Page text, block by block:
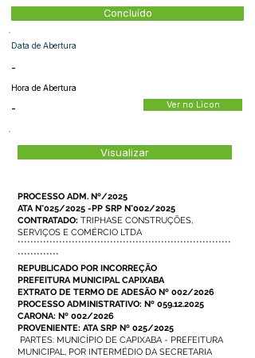
Concluído
Data de Abertura
-
Hora de Abertura
- Ver no Licon
Visualizar
PROCESSO ADM. Nº/2025
ATA N°025/2025 -PP SRP N°002/2025
CONTRATADO: TRIPHASE CONSTRUÇÕES,
SERVIÇOS E COMÉRCIO LTDA
*******************************************************************
*************
REPUBLICADO POR INCORREÇÃO
PREFEITURA MUNICIPAL CAPIXABA
EXTRATO DE TERMO DE ADESÃO Nº 002/2026
PROCESSO ADMINISTRATIVO: Nº 059.12.2025
CARONA: Nº 002/2026
PROVENIENTE: ATA SRP Nº 025/2025
PARTES: MUNICÍPIO DE CAPIXABA - PREFEITURA
MUNICIPAL, POR INTERMÉDIO DA SECRETARIA